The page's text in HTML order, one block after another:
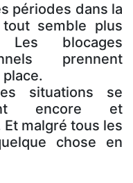
périodes dans la
semble plus
Les blocages
prennent
situations se
encore et
Et malgré tous les
chose en